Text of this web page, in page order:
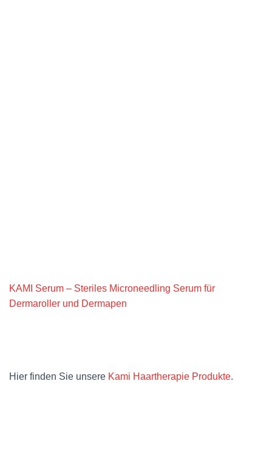
KAMI Serum – Steriles Microneedling Serum für
Dermaroller und Dermapen
Hier finden Sie unsere Kami Haartherapie Produkte.